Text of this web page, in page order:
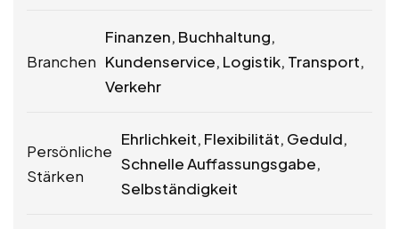
Branchen
Finanzen, Buchhaltung,
Kundenservice, Logistik, Transport,
Verkehr
Persönliche
Stärken
Ehrlichkeit, Flexibilität, Geduld,
Schnelle Auffassungsgabe,
Selbständigkeit